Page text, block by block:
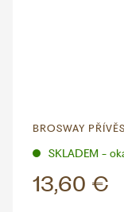
BROSWAY
SKLADEM -
13,60 €